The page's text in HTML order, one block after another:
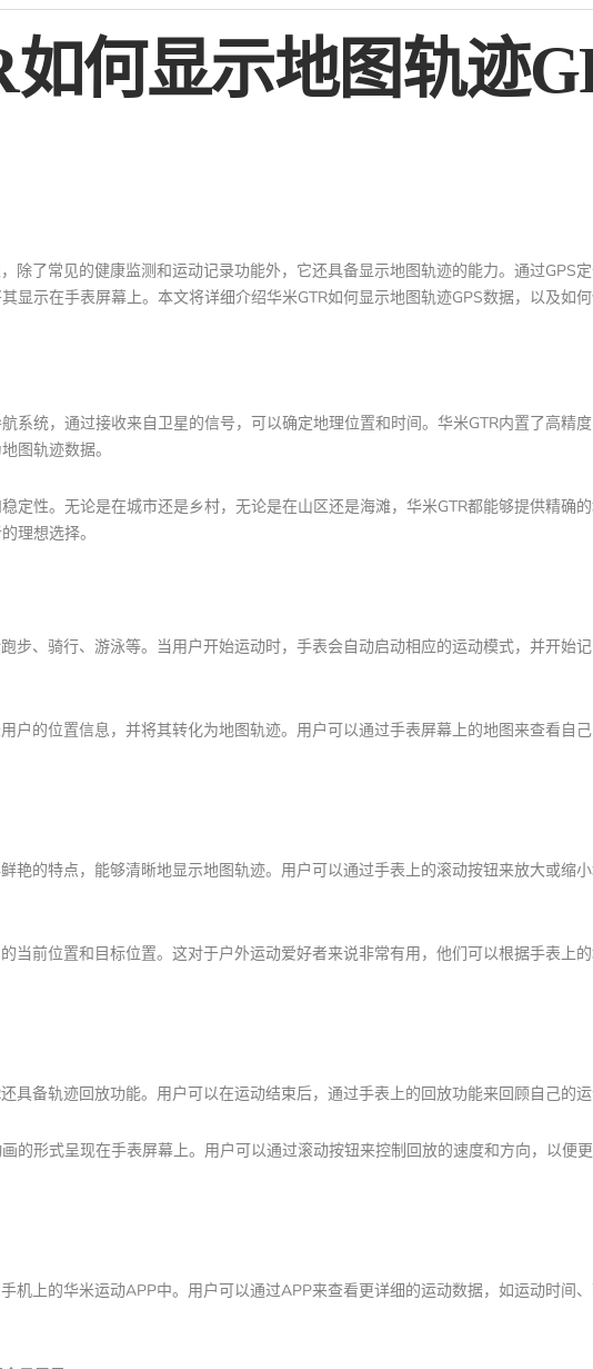
何显示地图轨迹
除了常见的健康监测和运动记录功能外，它还具备显示地图轨迹的能力。通过GPS
显示在手表屏幕上。本文将详细介绍华米GTR如何显示地图轨迹GPS数据，以及如何
系统，通过接收来自卫星的信号，可以确定地理位置和时间。华米GTR内置了高精
图轨迹数据。
定性。无论是在城市还是乡村，无论是在山区还是海滩，华米GTR都能够提供精确
理想选择。
步、骑行、游泳等。当用户开始运动时，手表会自动启动相应的运动模式，并开始
户的位置信息，并将其转化为地图轨迹。用户可以通过手表屏幕上的地图来查看自
艳的特点，能够清晰地显示地图轨迹。用户可以通过手表上的滚动按钮来放大或缩
当前位置和目标位置。这对于户外运动爱好者来说非常有用，他们可以根据手表上
具备轨迹回放功能。用户可以在运动结束后，通过手表上的回放功能来回顾自己的运
的形式呈现在手表屏幕上。用户可以通过滚动按钮来控制回放的速度和方向，以便
机上的华米运动APP中。用户可以通过APP来查看更详细的运动数据，如运动时间